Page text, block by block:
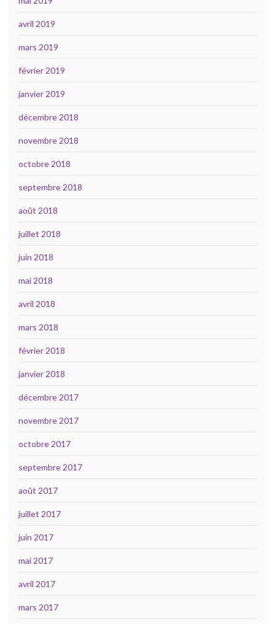
avril 2019
mars 2019
février 2019
janvier 2019
décembre 2018
novembre 2018
octobre 2018
septembre 2018
août 2018
juillet 2018
juin 2018
mai 2018
avril 2018
mars 2018
février 2018
janvier 2018
décembre 2017
novembre 2017
octobre 2017
septembre 2017
août 2017
juillet 2017
juin 2017
mai 2017
avril 2017
mars 2017